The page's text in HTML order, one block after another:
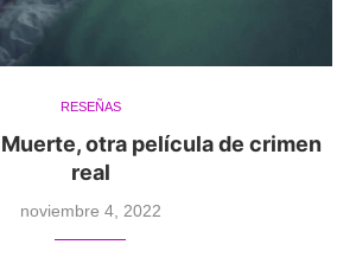
RESEÑAS
Muerte, otra película de crimen
real
noviembre 4, 2022